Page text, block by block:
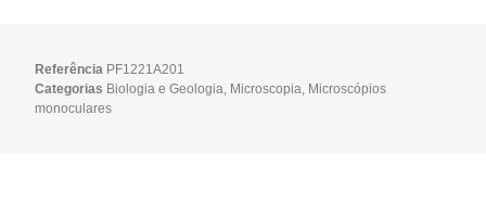
Referência PF1221A201
Categorias Biologia e Geologia, Microscopia, Microscópios
monoculares